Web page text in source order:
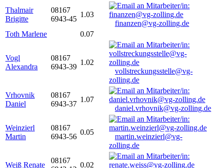
Thalmair
Brigitte
08167
6943-45
1.03
finanzen@vg-zolling.de
Toth Marlene
0.07
Vogl
Alexandra
08167
6943-39
1.02
vollstreckungsstelle@vg-
zolling.de
Vrhovnik
Daniel
08167
6943-37
1.07
daniel.vrhovnik@vg-zolling.de
Weinzierl
Martin
08167
6943-56
0.05
martin.weinzierl@vg-
zolling.de
Weiß Renate
08167
0.02